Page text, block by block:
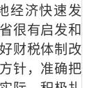
经济快速发
很有启发和
财税体制改
针，准确把